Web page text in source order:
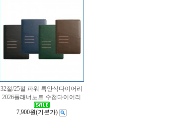
32절/25절 파워 특안식다이어리
2026플래너노트 수첩다이어리
7,900원(기본가)